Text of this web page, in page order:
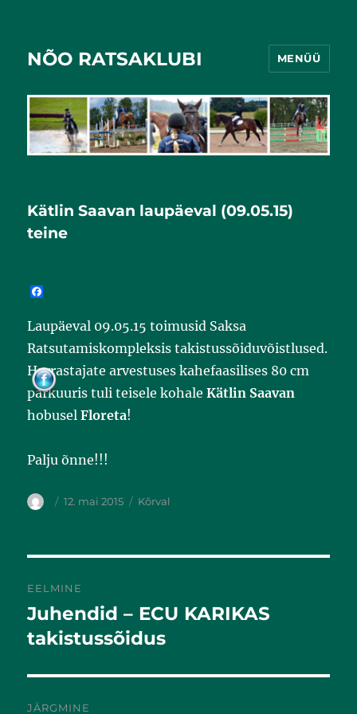
NÕO RATSAKLUBI MENÜÜ
Kätlin Saavan laupäeval (09.05.15)
teine
e
b
o
o
k
Laupäeval 09.05.15 toimusid Saksa
Ratsutamiskompleksis takistussõiduvõistlused.
Harrastajate arvestuses kahefaasilises 80 cm
parkuuris tuli teisele kohaleKätlin Saavan
hobuselFloreta!
Palju õnne!!!
12. mai 2015 Kõrval
EELMINE
Eelmine
postitus:
Juhendid – ECU KARIKAS
takistussõidus
JÄRGMINE